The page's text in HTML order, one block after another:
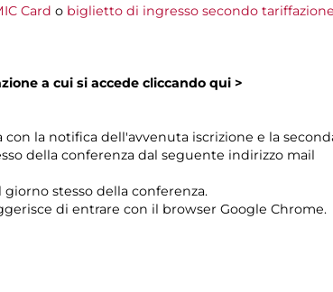
Card o biglietto di ingresso secondo tariffazione
a cui si accede cliccando qui >
la notifica dell'avvenuta iscrizione e la
della conferenza dal seguente indirizzo mail
stesso della conferenza.
di entrare con il browser Google Chrome.